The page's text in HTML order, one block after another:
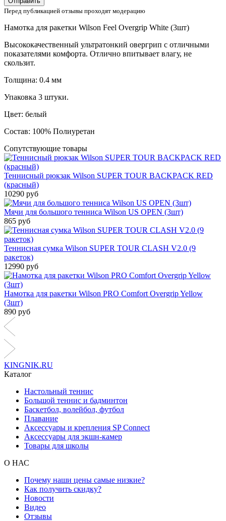
Перед публикацией отзывы проходят модерацию
Намотка для ракетки Wilson Feel Overgrip White (3шт)
Высококачественный ультратонкий овергрип с отличными
показателями комфорта. Отлично впитывает влагу, не
скользит.
Толщина: 0.4 мм
Упаковка 3 штуки.
Цвет: белый
Состав: 100% Полиуретан
Сопутствующие товары
Теннисный рюкзак Wilson SUPER TOUR BACKPACK RED
(красный)
10290 руб
Мячи для большого тенниса Wilson US OPEN (3шт)
865 руб
Теннисная сумка Wilson SUPER TOUR CLASH V2.0 (9
ракеток)
12990 руб
Намотка для ракетки Wilson PRO Comfort Overgrip Yellow
(3шт)
890 руб
KINGNIK.RU
Каталог
Настольный теннис
Большой теннис и бадминтон
Баскетбол, волейбол, футбол
Плавание
Аксессуары и крепления SP Connect
Аксессуары для экшн-камер
Товары для школы
О НАС
Почему наши цены самые низкие?
Как получить скидку?
Новости
Видео
Отзывы